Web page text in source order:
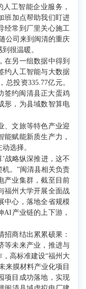
工智能企业服务，
班加点帮助我们盯进
经常到厂里关心施工
公司来到闽清的重庆
很温暖。
另一组数据中得到
约人工智能与大数据
投资335.77亿元。
签约闽清县正大蛋鸡
形，为县域数智算电
文旅等特色产业迎
赋能新质生产力，
选择。
略纵深推进，这不
。”闽清县相关负责
产业集群，截至目前
福州大学开展全面战
中心，落地全省规模
AI产业链的上下游，
商结出累累硕果：
等未来产业，推进与
高标准建设“福州大
来膜材料产业化项目
项目成功落地，实现